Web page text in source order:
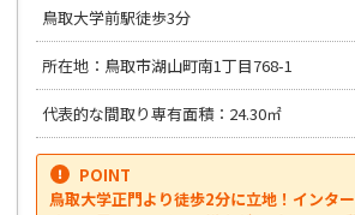
鳥取大学前駅徒歩3分
所在地：鳥取市湖山町南1丁目768-1
代表的な間取り専有面積：24.30㎡
POINT
鳥取大学正門より徒歩2分に立地！インター